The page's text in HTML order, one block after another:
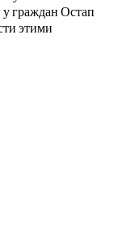
у граждан Остап
этими